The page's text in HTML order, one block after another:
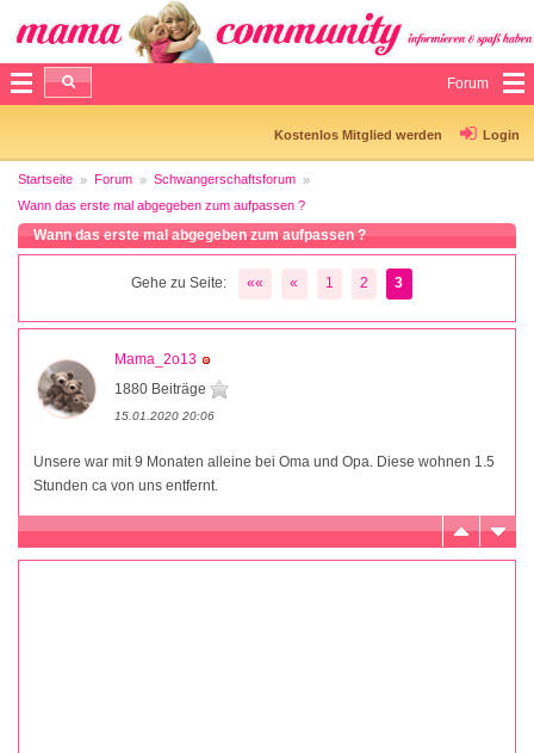
Forum
Kostenlos Mitglied werden Login
Startseite Forum
Schwangerschaftsforum
Wann das erste mal abgegeben zum aufpassen ?
Wann das erste mal abgegeben zum aufpassen ?
Gehe zu Seite: «« « 1 2 3
Mama_2o13
1880 Beiträge
15.01.2020 20:06
Unsere war mit 9 Monaten alleine bei Oma und Opa. Diese wohnen 1.5
Stunden ca von uns entfernt.